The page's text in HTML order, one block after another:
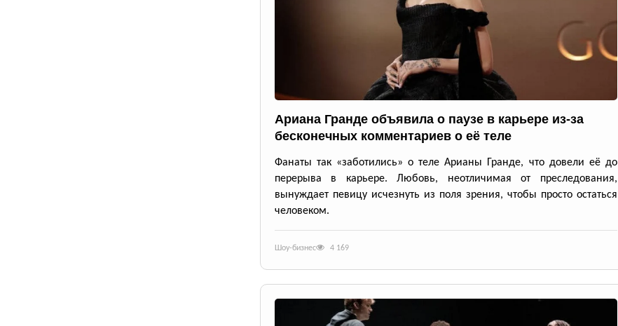
Ариана Гранде объявила о паузе в карьере из-за
бесконечных комментариев о её теле
Фанаты так «заботились» о теле Арианы Гранде, что довели её до
перерыва в карьере. Любовь, неотличимая от преследования,
вынуждает певицу исчезнуть из поля зрения, чтобы просто остаться
человеком.
Шоу-бизнес 4 169